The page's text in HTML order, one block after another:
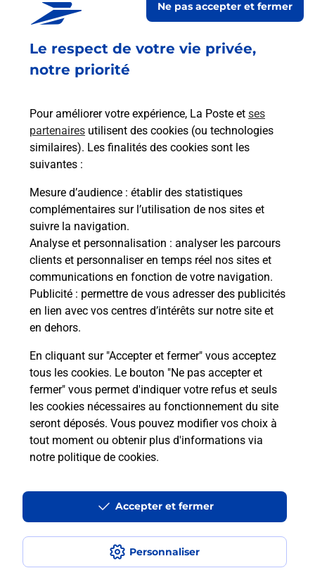
Le respect de votre vie privée,
notre priorité
Pour améliorer votre expérience, La Poste et ses
partenaires utilisent des cookies (ou technologies
similaires). Les finalités des cookies sont les
suivantes :
Mesure d’audience : établir des statistiques
complémentaires sur l’utilisation de nos sites et
suivre la navigation.
Analyse et personnalisation : analyser les parcours
clients et personnaliser en temps réel nos sites et
communications en fonction de votre navigation.
Publicité : permettre de vous adresser des publicités
en lien avec vos centres d’intérêts sur notre site et
en dehors.
En cliquant sur "Accepter et fermer" vous acceptez
tous les cookies. Le bouton "Ne pas accepter et
fermer" vous permet d'indiquer votre refus et seuls
les cookies nécessaires au fonctionnement du site
seront déposés. Vous pouvez modifier vos choix à
tout moment ou obtenir plus d'informations via
notre politique de cookies.
Personnaliser
Ne pas accepter et fermer
Accepter et fermer
ouvre vendredi à 09h30
2 RUE JEAN MONNET
68270 WITTENHEIM
Malin !
La Poste
en ligne
Ouvert 24h/24
En savoir plus
WITTENHEIM
BOULANGERIE DOBROCKI FABRICE
Accessibilité : partiellement conforme
Conditions contractuelles
Mentions légales